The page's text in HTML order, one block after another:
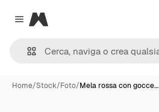
Close menu
Magnific
Home/Stock/Foto/Mela rossa con gocce…